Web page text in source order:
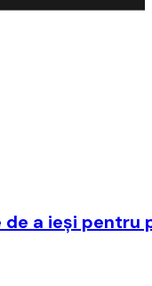
a ieşi pentru